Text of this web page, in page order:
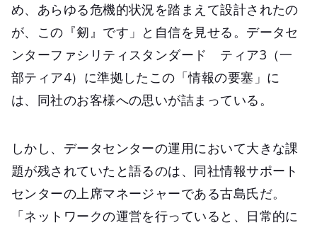
め、あらゆる危機的状況を踏まえて設計されたの
が、この『剱』です」と自信を見せる。データセ
ンターファシリティスタンダード ティア3（一
部ティア4）に準拠したこの「情報の要塞」に
は、同社のお客様への思いが詰まっている。
しかし、データセンターの運用において大きな課
題が残されていたと語るのは、同社情報サポート
センターの上席マネージャーである古島氏だ。
「ネットワークの運営を行っていると、日常的に